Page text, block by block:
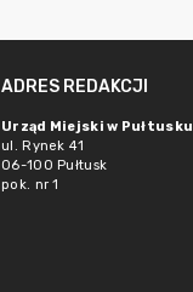
ADRES REDAKCJI
Urząd Miejski w Pułtusku
ul. Rynek 41
06-100 Pułtusk
pok. nr 1